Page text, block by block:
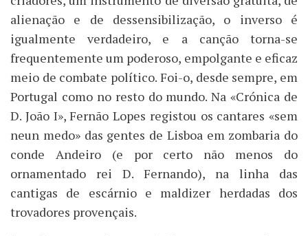
alienação e de dessensibilização, o inverso é
igualmente verdadeiro, e a canção torna-se
frequentemente um poderoso, empolgante e eficaz
meio de combate político. Foi-o, desde sempre, em
Portugal como no resto do mundo. Na «Crónica de
D. João I», Fernão Lopes registou os cantares «sem
neun medo» das gentes de Lisboa em zombaria do
conde Andeiro (e por certo não menos do
ornamentado rei D. Fernando), na linha das
cantigas de escárnio e maldizer herdadas dos
trovadores provençais.